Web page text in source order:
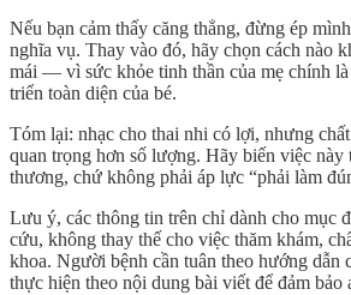
Nếu bạn cảm thấy căng thẳng, đừng ép
nghĩa vụ. Thay vào đó, hãy chọn cách nào
mái — vì sức khỏe tinh thần của mẹ chính là
triển toàn diện của bé.
Tóm lại: nhạc cho thai nhi có lợi, nhưng
quan trọng hơn số lượng. Hãy biến việc này
thương, chứ không phải áp lực “phải làm
Lưu ý, các thông tin trên chỉ dành cho mục
cứu, không thay thế cho việc thăm khám,
khoa. Người bệnh cần tuân theo hướng dẫn
thực hiện theo nội dung bài viết để đảm bảo